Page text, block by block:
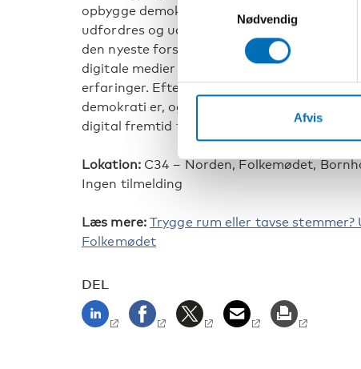
Nødvendig
Afvis
opbygge demokratiske principper hos unge.
udfordres og udvikles gennem de måder,
den nyeste forskning, som gennemgår
digitale medier i de nordiske lande, og hvad
erfaringer. Efterfølgende inviterer vi til en
demokrati er, og kan blive. Hvordan kan
digital fremtid for børn og unge og samtidig
Lokation:C34 – Norden, Folkemødet,
Ingen tilmelding
Læs mere: Trygge rum eller tavse
Folkemødet
DEL